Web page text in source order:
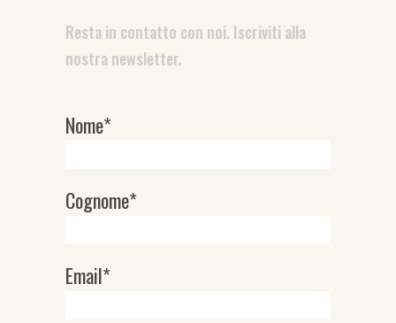
Resta in contatto con noi. Iscriviti alla
nostra newsletter.
Newsletter
Nome*
Cognome*
Email*